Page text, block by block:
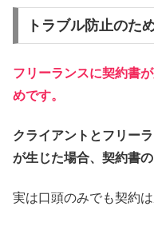
トラブル防止のた
フリーランスに契約書
めです。
クライアントとフリー
が生じた場合、契約書
実は口頭のみでも契約